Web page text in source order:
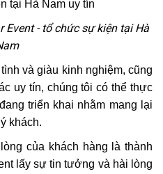
Event - tổ chức sự kiện tại Hà
và giàu kinh nghiệm, cũng
uy tín, chúng tôi có thể thực
triển khai nhằm mang lại
khách.
của khách hàng là thành
lấy sự tin tưởng và hài lòng